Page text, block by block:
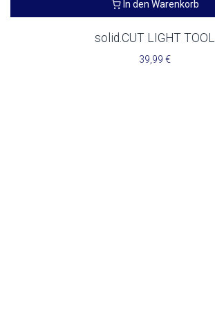
In den Warenkorb
solid.CUT LIGHT TOOL
39,99 €